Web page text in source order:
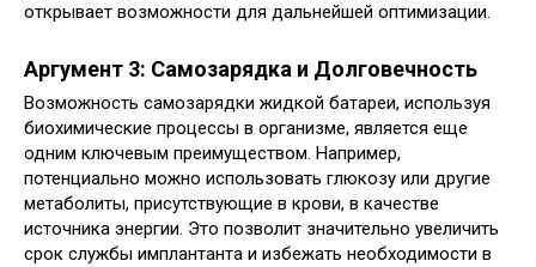
открывает возможности для дальнейшей оптимизации.
Аргумент 3: Самозарядка и Долговечность
Возможность самозарядки жидкой батареи, используя
биохимические процессы в организме, является еще
одним ключевым преимуществом. Например,
потенциально можно использовать глюкозу или другие
метаболиты, присутствующие в крови, в качестве
источника энергии. Это позволит значительно увеличить
срок службы имплантанта и избежать необходимости в